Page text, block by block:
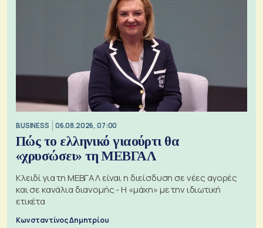
BUSINESS 06.08.2026, 07:00
Πώς το ελληνικό γιαούρτι θα
«χρυσώσει» τη ΜΕΒΓΑΛ
Κλειδί για τη ΜΕΒΓΑΛ είναι η διείσδυση σε νέες αγορές
και σε κανάλια διανομής - Η «μάχη» με την ιδιωτική
ετικέτα
Κωνσταντίνος Δημητρίου